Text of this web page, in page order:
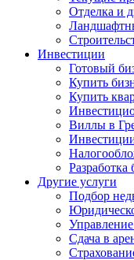
Отделка и
Инвестиции
Готовый
Купить
Купить
Виллы в
Разработка
Другие услуги
Подбор
Сдача в